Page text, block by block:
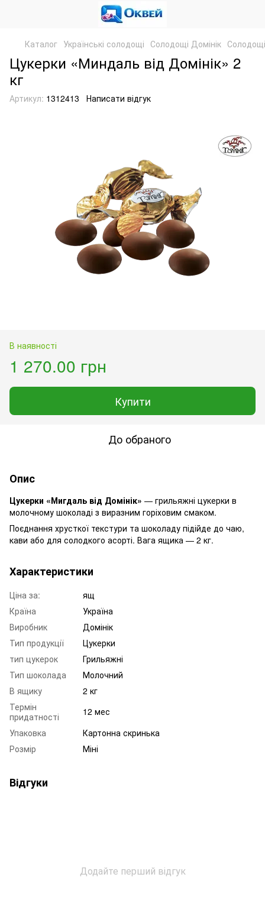
Каталог Українські солодощі Солодощі Домінік
Цукерки «Миндаль від Домінік» 2
кг
Артикул: 1312413 Написати відгук
В наявності
1 270.00 грн
Купити
До обраного
Опис
Цукерки «Мигдаль від Домінік» — грильяжні цукерки в
молочному шоколаді з виразним горіховим смаком.
Поєднання хрусткої текстури та шоколаду підійде до чаю,
кави або для солодкого асорті. Вага ящика — 2 кг.
Характеристики
Ціна за:
ящ
Країна
Україна
Виробник
Домінік
Тип продукції
Цукерки
тип цукерок
Грильяжні
Тип шоколада
Молочний
В ящику
2 кг
Термін
придатності
12 мес
Упаковка
Картонна скринька
Розмір
Міні
Відгуки
Додайте перший відгук